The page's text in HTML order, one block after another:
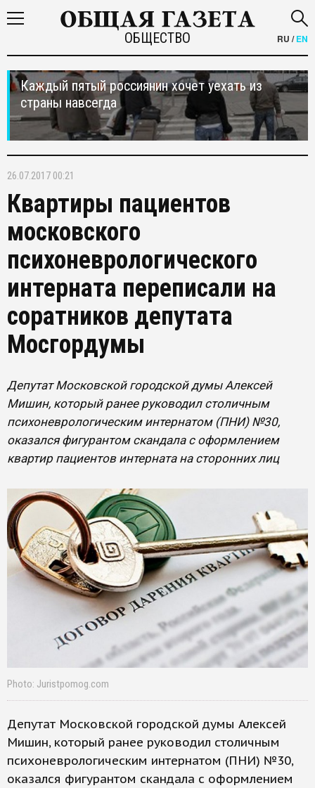
ОБЩЕСТВО RU /EN
Каждый пятый россиянин хочет уехать из
страны навсегда
26.07.2017 00:21
Квартиры пациентов
московского
психоневрологического
интерната переписали на
соратников депутата
Мосгордумы
Депутат Московской городской думы Алексей
Мишин, который ранее руководил столичным
психоневрологическим интернатом (ПНИ) №30,
оказался фигурантом скандала с оформлением
квартир пациентов интерната на сторонних лиц
Photo: Juristpomog.com
Депутат Московской городской думы Алексей
Мишин, который ранее руководил столичным
психоневрологическим интернатом (ПНИ) №30,
оказался фигурантом скандала с оформлением